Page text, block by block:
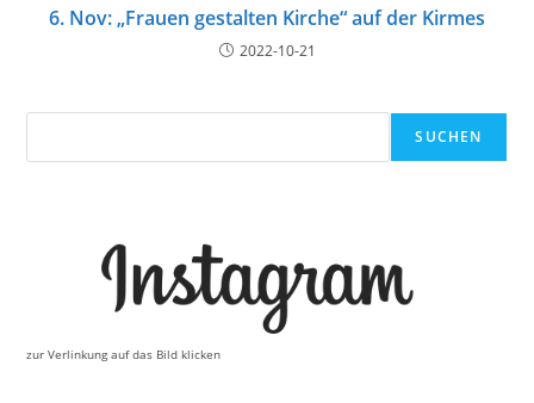
6. Nov: „Frauen gestalten Kirche“ auf der Kirmes
2022-10-21
SUCHEN
zur Verlinkung auf das Bild klicken